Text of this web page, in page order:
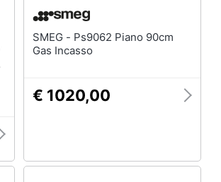
SMEG - Ps9062 Piano 90cm
Gas Incasso
€ 1020,00